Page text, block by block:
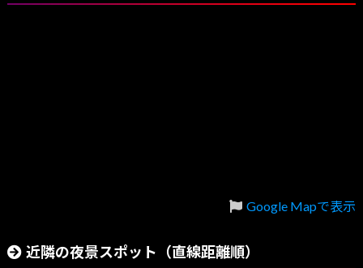
Google Mapで表示
近隣の夜景スポット（直線距離順）